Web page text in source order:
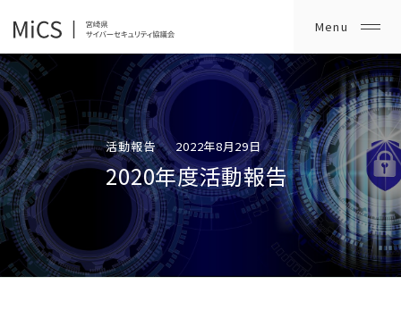
活動報告 2022年8月29日
2020年度活動報告